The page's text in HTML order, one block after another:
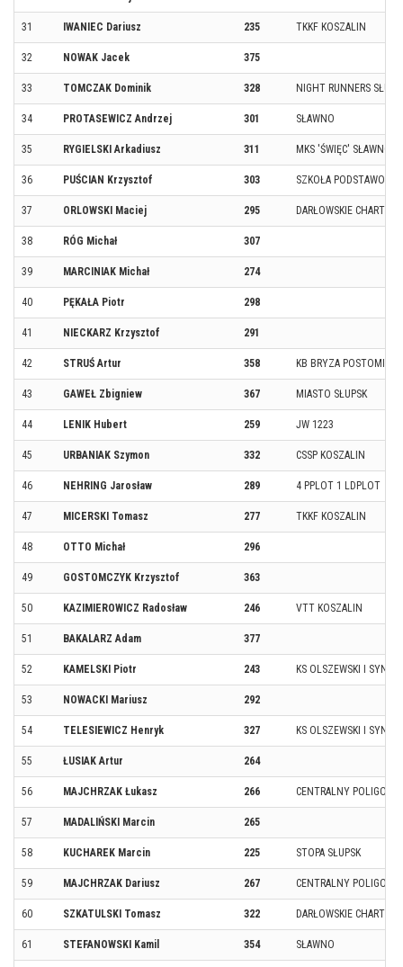
31 IWANIEC Dariusz 235 TKKF KOSZALIN
32 NOWAK Jacek 375
33 TOMCZAK Dominik 328 NIGHT RUNNERS
34 PROTASEWICZ Andrzej 301 SŁAWNO
35 RYGIELSKI Arkadiusz 311 MKS 'ŚWIĘC' SŁAWNO
36 PUŚCIAN Krzysztof 303 SZKOŁA PODSTAWOWA
37 ORLOWSKI Maciej 295 DARŁOWSKIE CHARTY
38 RÓG Michał 307
39 MARCINIAK Michał 274
40 PĘKAŁA Piotr 298
41 NIECKARZ Krzysztof 291
42 STRUŚ Artur 358 KB BRYZA POSTOMINO
43 GAWEŁ Zbigniew 367 MIASTO SŁUPSK
44 LENIK Hubert 259 JW 1223
45 URBANIAK Szymon 332 CSSP KOSZALIN
46 NEHRING Jarosław 289 4 PPLOT 1 LDPLOT
47 MICERSKI Tomasz 277 TKKF KOSZALIN
48 OTTO Michał 296
49 GOSTOMCZYK Krzysztof 363
50 KAZIMIEROWICZ Radosław 246 VTT KOSZALIN
51 BAKALARZ Adam 377
52 KAMELSKI Piotr 243 KS OLSZEWSKI I
53 NOWACKI Mariusz 292
54 TELESIEWICZ Henryk 327 KS OLSZEWSKI I
55 ŁUSIAK Artur 264
56 MAJCHRZAK Łukasz 266 CENTRALNY POLIGON
57 MADALIŃSKI Marcin 265
58 KUCHAREK Marcin 225 STOPA SŁUPSK
59 MAJCHRZAK Dariusz 267 CENTRALNY POLIGON
60 SZKATULSKI Tomasz 322 DARŁOWSKIE CHARTY
61 STEFANOWSKI Kamil 354 SŁAWNO